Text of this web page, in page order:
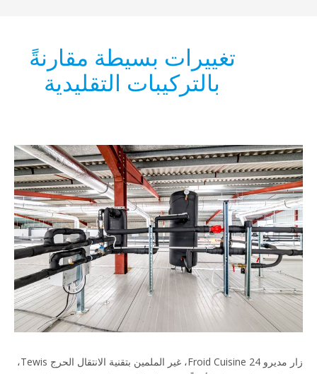
تغييرات بسيطة مقارنةً
بالتركيبات التقليدية
زار مديرو Froid Cuisine 24، غير الملمين بتقنية الانتقال الحرج Tewis،